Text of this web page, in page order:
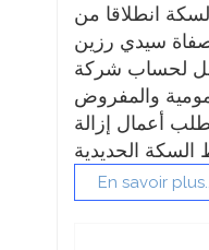
انطلاقا من
سيدي رزين
لحساب شركة
والمفروض
أعمال إزالة
En savoir